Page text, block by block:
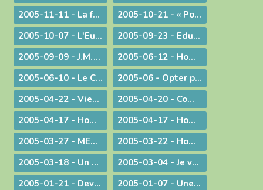
2005-11-11 - La faiblesse au service d'une cause
2005-10-21 - « Pour de nouveaux modes de vie ! »
2005-10-07 - L'Eucharistie, source de la transformation des cœurs et du monde
2005-09-23 - Eduquer
2005-09-09 - J.M.J. du souvenir à l'avenir !
2005-06-12 - Homélie pour des ordinations diaconales
2005-06-10 - Le Curé d'Ars chez le Pape !
2005-06 - Opter pour l'avenir
2005-04-22 - Viens Esprit-Saint !
2005-04-20 - Communiqué à l'occasion de l'élection du Pape Benoît XVI
2005-04-17 - Homélie pour la journée des vocations
2005-04-17 - Homélie pour la journée des vocations
2005-03-27 - MESSAGE PASCAL 2005 : Marcher avec nos jambes !
2005-03-22 - Homélie pour la messe chrismale
2005-03-18 - Un degré de plus !
2005-03-04 - Je vais devenir plus pratiquant
2005-01-21 - Devant l'absurde
2005-01-07 - Une conscience planétaire